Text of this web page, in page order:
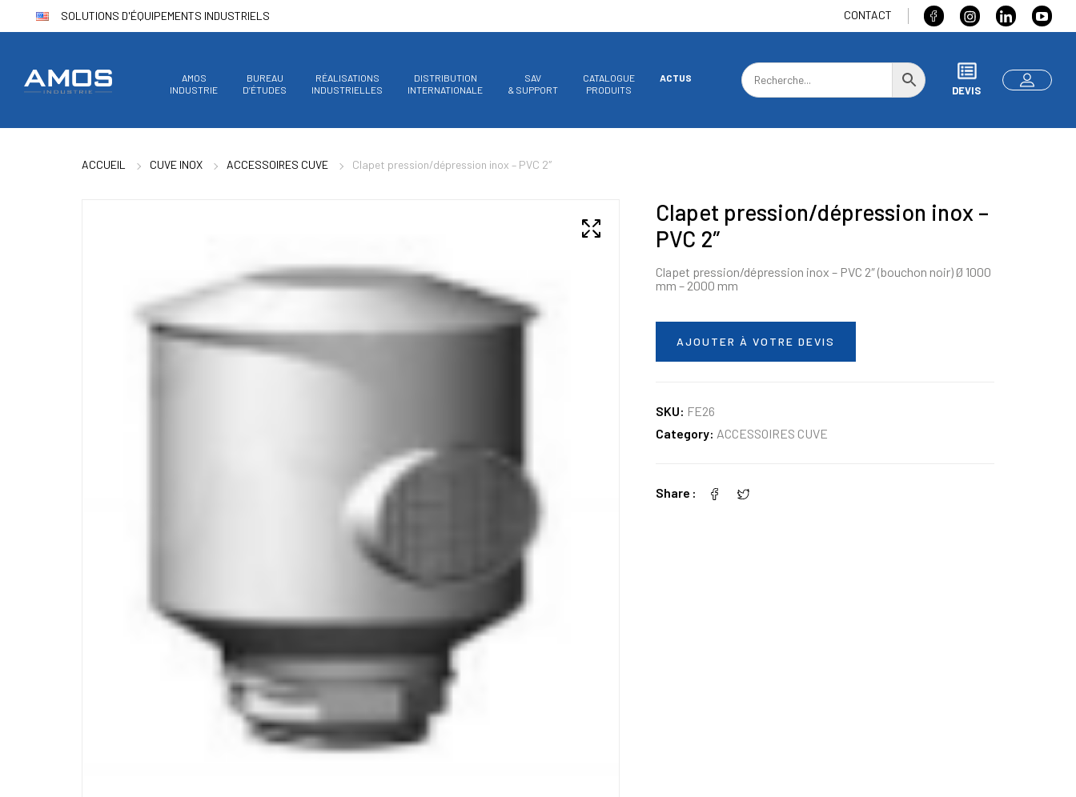
SOLUTIONS D'ÉQUIPEMENTS INDUSTRIELS CONTACT
AMOS
INDUSTRIE
BUREAU
D’ÉTUDES
RÉALISATIONS
INDUSTRIELLES
DISTRIBUTION
INTERNATIONALE
SAV
& SUPPORT
CATALOGUE
PRODUITS
ACTUS
DEVIS
ACCUEIL CUVE INOX ACCESSOIRES CUVE Clapet pression/dépression inox – PVC 2″
Clapet pression/dépression inox –
PVC 2″
Clapet pression/dépression inox – PVC 2″ (bouchon noir) Ø 1000
mm – 2000 mm
AJOUTER À VOTRE DEVIS
SKU: FE26
Category: ACCESSOIRES CUVE
Share